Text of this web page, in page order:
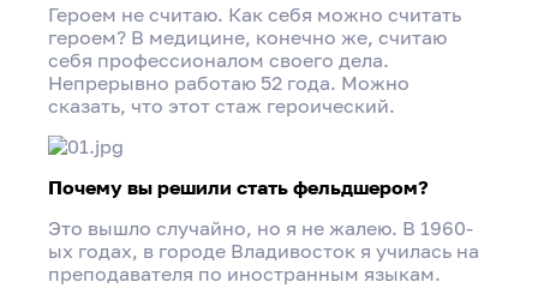
Героем не считаю. Как себя можно считать
героем? В медицине, конечно же, считаю
себя профессионалом своего дела.
Непрерывно работаю 52 года. Можно
сказать, что этот стаж героический.
Почему вы решили стать фельдшером?
Это вышло случайно, но я не жалею. В 1960-
ых годах, в городе Владивосток я училась на
преподавателя по иностранным языкам.